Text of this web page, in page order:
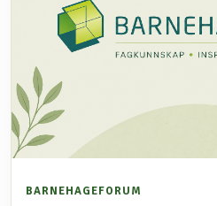
BARNEHAGEFORUM